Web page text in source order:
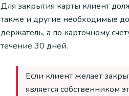
Для закрытия карты клиент
также и другие необходимые
держатель, а по карточному
течение 30 дней.
Если клиент желает
является собственником